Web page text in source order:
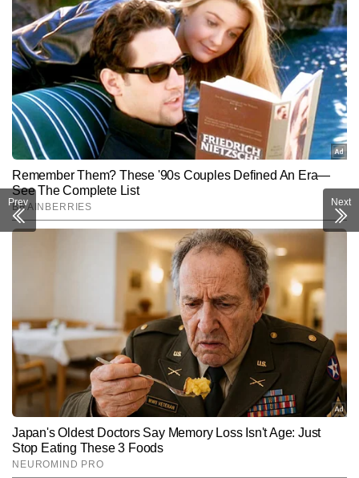
अभय टाइम्स नाउ नवभारत डिजिटल में एंटरटेनमेंट डेस्क पर चीफ कॉपी एडिटर हैं।
टीवी पत्रकारिता में डिप्लोमा हासिल करने वाले अभय मनोरंजन जगत की खबरों पर
मजबूत पकड़ रखते हैं। वे फिल्म, टीवी, ओटीटी और सेलिब्रिटी अपडेट्स को सरल
भाषा में और सटीक जानकारी के साथ पेश करने के लिए जाने जाते हैं। अभय
अबतक 9,000 से अधिक खबरें लिख चुके हैं। तेजी से बदलती एंटरटेनमेंट इंडस्ट्री
में खबरों को पकड़ने, रिसर्च करने और समय पर प्रकाशित करने में उनकी खास
दक्षता है।
और पढ़ें
Follow Us:
Subscribe to our daily Newsletter!
SUBMIT
Prev Next